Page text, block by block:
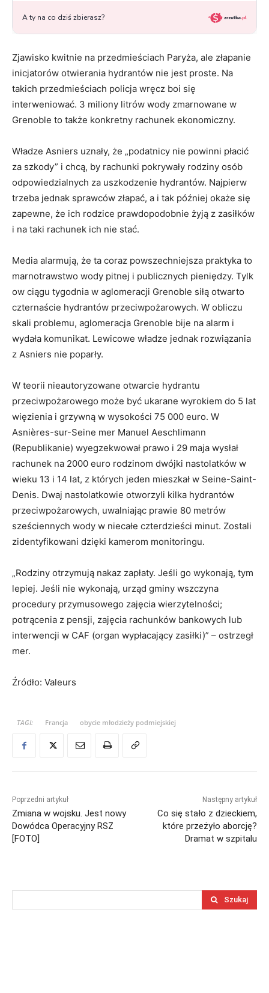
Zjawisko kwitnie na przedmieściach Paryża, ale złapanie
inicjatorów otwierania hydrantów nie jest proste. Na
takich przedmieściach policja wręcz boi się
interweniować. 3 miliony litrów wody zmarnowane w
Grenoble to także konkretny rachunek ekonomiczny.
Władze Asniers uznały, że „podatnicy nie powinni płacić
za szkody” i chcą, by rachunki pokrywały rodziny osób
odpowiedzialnych za uszkodzenie hydrantów. Najpierw
trzeba jednak sprawców złapać, a i tak później okaże się
zapewne, że ich rodzice prawdopodobnie żyją z zasiłków
i na taki rachunek ich nie stać.
Media alarmują, że ta coraz powszechniejsza praktyka to
marnotrawstwo wody pitnej i publicznych pieniędzy. Tylk
ow ciągu tygodnia w aglomeracji Grenoble siłą otwarto
czternaście hydrantów przeciwpożarowych. W obliczu
skali problemu, aglomeracja Grenoble bije na alarm i
wydała komunikat. Lewicowe władze jednak rozwiązania
z Asniers nie poparły.
W teorii nieautoryzowane otwarcie hydrantu
przeciwpożarowego może być ukarane wyrokiem do 5 lat
więzienia i grzywną w wysokości 75 000 euro. W
Asnières-sur-Seine mer Manuel Aeschlimann
(Republikanie) wyegzekwował prawo i 29 maja wysłał
rachunek na 2000 euro rodzinom dwójki nastolatków w
wieku 13 i 14 lat, z których jeden mieszkał w Seine-Saint-
Denis. Dwaj nastolatkowie otworzyli kilka hydrantów
przeciwpożarowych, uwalniając prawie 80 metrów
sześciennych wody w niecałe czterdzieści minut. Zostali
zidentyfikowani dzięki kamerom monitoringu.
„Rodziny otrzymują nakaz zapłaty. Jeśli go wykonają, tym
lepiej. Jeśli nie wykonają, urząd gminy wszczyna
procedury przymusowego zajęcia wierzytelności;
potrącenia z pensji, zajęcia rachunków bankowych lub
interwencji w CAF (organ wypłacający zasiłki)” – ostrzegł
mer.
Źródło: Valeurs
TAGI: Francja obycie młodzieży podmiejskiej
Poprzedni artykuł
Zmiana w wojsku. Jest nowy
Dowódca Operacyjny RSZ
[FOTO]
Następny artykuł
Co się stało z dzieckiem,
które przeżyło aborcję?
Dramat w szpitalu
Szukaj